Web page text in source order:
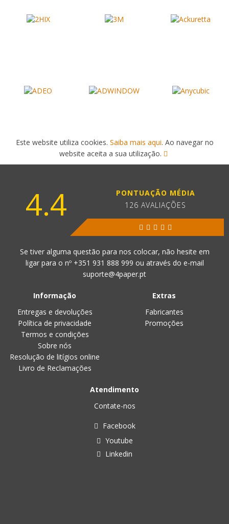
Este website utiliza cookies. Saiba mais aqui. Ao navegar no
website aceita a sua utilização.
4.4
PONTUAÇÃO MÉDIA
126 AVALIAÇÕES
Se tiver alguma questão para nos colocar, não hesite em
ligar para o nº +351 931 888 999 ou através do e-mail
suporte@4paper.pt
Informação
Entregas e devoluções
Política de privacidade
Termos e condições
Sobre nós
Resolução de litígios online
Livro de Reclamações
Extras
Fabricantes
Promoções
Atendimento
Contate-nos
Facebook
Youtube
Linkedin